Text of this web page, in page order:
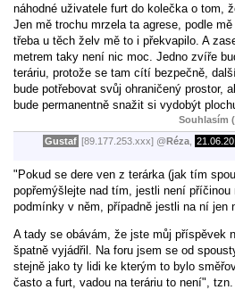
náhodné uživatele furt do kolečka o tom,
Jen mě trochu mrzela ta agrese, podle
třeba u těch želv mě to i překvapilo. A
metrem taky není nic moc. Jedno zvíře
teráriu, protože se tam cítí bezpečně,
bude potřebovat svůj ohraničený prostor,
bude permanentně snažit si vydobýt
Souhlasím
Gustaf [89.177.253.xxx] @Réza
"Pokud se dere ven z terárka (jak tím
popřemýšlejte nad tím, jestli není příčinou
podmínky v něm, případně jestli na ní jen
A tady se obávám, že jste můj příspěvek
špatně vyjádřil. Na foru jsem se od
stejně jako ty lidi ke kterým to bylo
často a furt, vadou na teráriu to není",